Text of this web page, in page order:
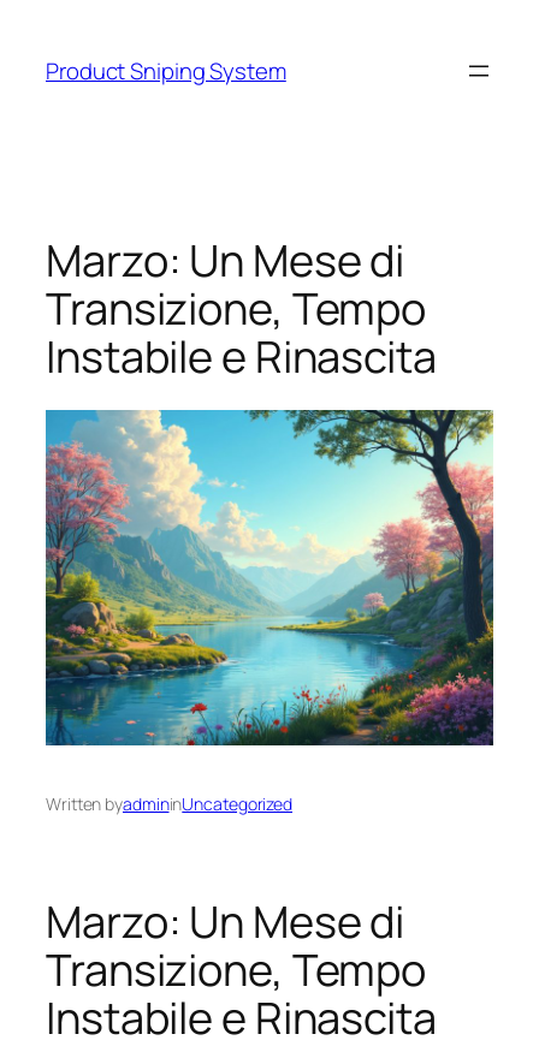
content
Product Sniping System
Marzo: Un Mese di
Transizione, Tempo
Instabile e Rinascita
Written byadmininUncategorized
Marzo: Un Mese di
Transizione, Tempo
Instabile e Rinascita